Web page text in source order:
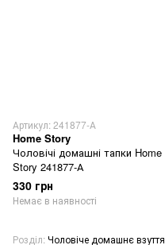
Артикул: 241877-А
Home Story
Чоловічі домашні тапки Home
Story 241877-А
330 грн
Немає в наявності
Розділ Чоловіче домашнє взуття